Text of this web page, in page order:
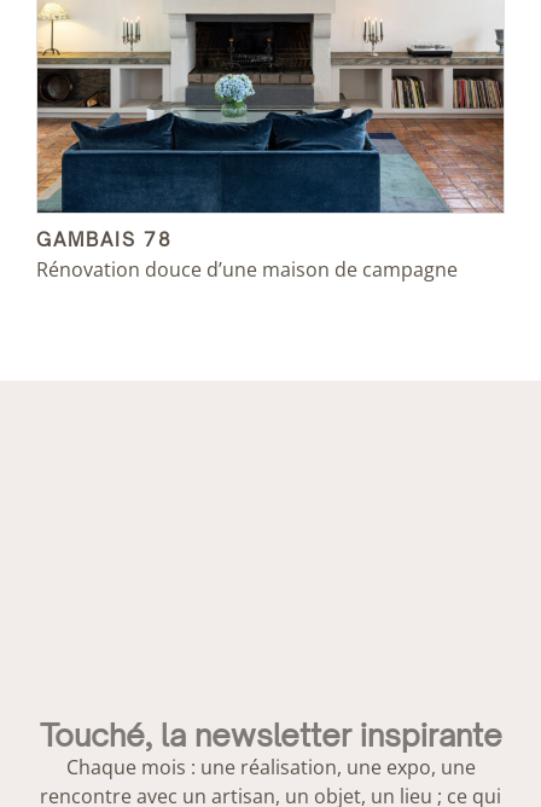
GAMBAIS 78
Rénovation douce d’une maison de campagne
Touché, la newsletter inspirante
Chaque mois : une réalisation, une expo, une
rencontre avec un artisan, un objet, un lieu ; ce qui